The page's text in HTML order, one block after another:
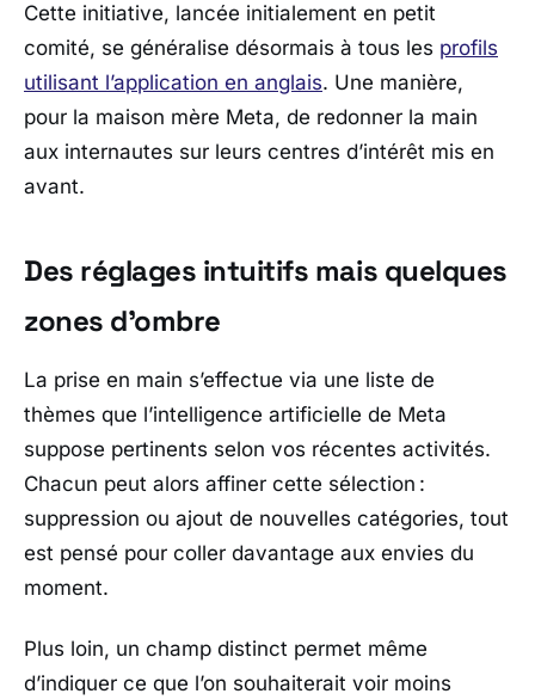
Cette initiative, lancée initialement en petit
comité, se généralise désormais à tous les profils
utilisant l’application en anglais. Une manière,
pour la maison mère Meta, de redonner la main
aux internautes sur leurs centres d’intérêt mis en
avant.
Des réglages intuitifs mais quelques
zones d’ombre
La prise en main s’effectue via une liste de
thèmes que l’intelligence artificielle de Meta
suppose pertinents selon vos récentes activités.
Chacun peut alors affiner cette sélection :
suppression ou ajout de nouvelles catégories, tout
est pensé pour coller davantage aux envies du
moment.
Plus loin, un champ distinct permet même
d’indiquer ce que l’on souhaiterait voir moins